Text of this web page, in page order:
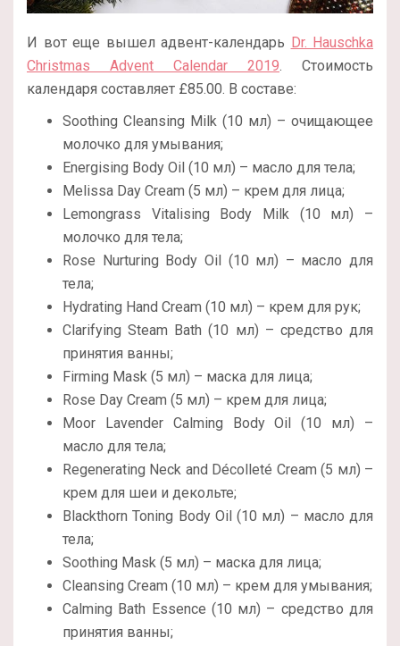
И вот еще вышел адвент-календарь Dr. Hauschka
Christmas Advent Calendar 2019. Стоимость
календаря составляет £85.00. В составе:
Soothing Cleansing Milk (10 мл) – очищающее
молочко для умывания;
Energising Body Oil (10 мл) – масло для тела;
Melissa Day Cream (5 мл) – крем для лица;
Lemongrass Vitalising Body Milk (10 мл) –
молочко для тела;
Rose Nurturing Body Oil (10 мл) – масло для
тела;
Hydrating Hand Cream (10 мл) – крем для рук;
Clarifying Steam Bath (10 мл) – средство для
принятия ванны;
Firming Mask (5 мл) – маска для лица;
Rose Day Cream (5 мл) – крем для лица;
Moor Lavender Calming Body Oil (10 мл) –
масло для тела;
Regenerating Neck and Décolleté Cream (5 мл) –
крем для шеи и декольте;
Blackthorn Toning Body Oil (10 мл) – масло для
тела;
Soothing Mask (5 мл) – маска для лица;
Cleansing Cream (10 мл) – крем для умывания;
Calming Bath Essence (10 мл) – средство для
принятия ванны;